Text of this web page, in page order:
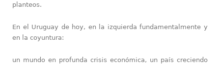
planteos.
En el Uruguay de hoy, en la izquierda fundamentalmente y
en la coyuntura:
un mundo en profunda crisis económica, un país creciendo